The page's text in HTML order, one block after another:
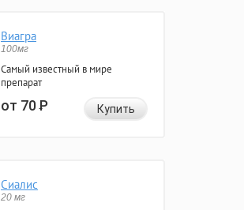
Виагра
100мг
Самый известный в мире
препарат
от 70Р Купить
Сиалис
20 мг